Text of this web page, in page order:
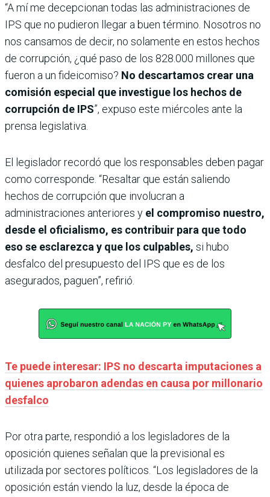
“A mí me decepcionan todas las administraciones de
IPS que no pudieron llegar a buen término. Nosotros no
nos cansamos de decir, no solamente en estos hechos
de corrupción, ¿qué paso de los 828.000 millones que
fueron a un fideicomiso? No descartamos crear una
comisión especial que investigue los hechos de
corrupción de IPS”, expuso este miércoles ante la
prensa legislativa.
El legislador recordó que los responsables deben pagar
como corresponde. “Resaltar que están saliendo
hechos de corrupción que involucran a
administraciones anteriores y el compromiso nuestro,
desde el oficialismo, es contribuir para que todo
eso se esclarezca y que los culpables, si hubo
desfalco del presupuesto del IPS que es de los
asegurados, paguen”, refirió.
Te puede interesar: IPS no descarta imputaciones a
quienes aprobaron adendas en causa por millonario
desfalco
Por otra parte, respondió a los legisladores de la
oposición quienes señalan que la previsional es
utilizada por sectores políticos. “Los legisladores de la
oposición están viendo la luz, desde la época de